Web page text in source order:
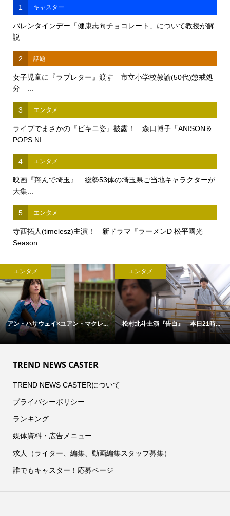
1 キャスター
バレンタインデー「健康志向チョコレート」について教授が解
説
2 話題
女子児童に『ラブレター』渡す 市立小学校教諭(50代)懲戒処
分 ...
3 エンタメ
ライブでまさかの『ビキニ姿』披露！ 森口博子「ANISON＆
POPS NI...
4 エンタメ
映画『翔んで埼玉』 総勢53体の埼玉県ご当地キャラクターが
大集...
5 エンタメ
寺西拓人(timelesz)主演！ 新ドラマ『ラーメンD 松平國光
Season...
エンタメ
アン・ハサウェイ×ユアン・マクレ...
エンタメ
松村北斗主演『告白』 本日21時...
TREND NEWS CASTER
TREND NEWS CASTERについて
プライバシーポリシー
ランキング
媒体資料・広告メニュー
求人（ライター、編集、動画編集スタッフ募集）
誰でもキャスター！応募ページ